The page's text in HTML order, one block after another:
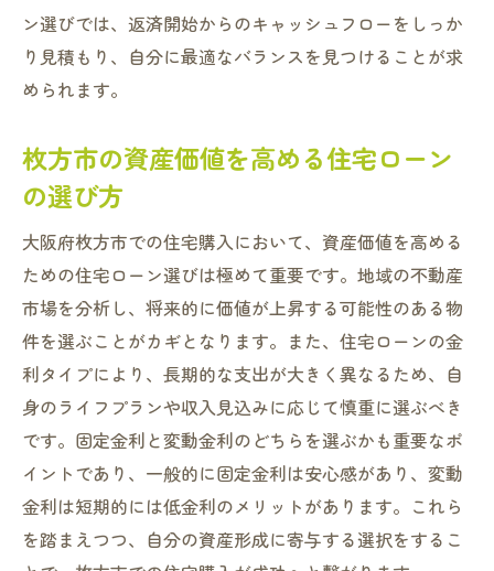
ン選びでは、返済開始からのキャッシュフローをしっか
り見積もり、自分に最適なバランスを見つけることが求
められます。
枚方市の資産価値を高める住宅ローン
の選び方
大阪府枚方市での住宅購入において、資産価値を高める
ための住宅ローン選びは極めて重要です。地域の不動産
市場を分析し、将来的に価値が上昇する可能性のある物
件を選ぶことがカギとなります。また、住宅ローンの金
利タイプにより、長期的な支出が大きく異なるため、自
身のライフプランや収入見込みに応じて慎重に選ぶべき
です。固定金利と変動金利のどちらを選ぶかも重要なポ
イントであり、一般的に固定金利は安心感があり、変動
金利は短期的には低金利のメリットがあります。これら
を踏まえつつ、自分の資産形成に寄与する選択をするこ